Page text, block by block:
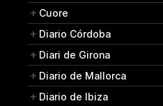
Cuore
Diario Córdoba
Diari de Girona
Diario de Mallorca
Diario de Ibiza